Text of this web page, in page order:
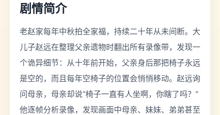
剧情简介
老赵家每年中秋拍全家福，持续二十年从未间断。大
儿子赵远在整理父亲遗物时翻出所有录像带，发现一
个诡异细节：从十年前开始，父亲身后那把椅子永远
是空的，而且每年空椅子的位置会悄悄移动。赵远询
问母亲，母亲却说“椅子一直有人坐啊，你瞎了吗？”
他逐帧分析录像，发现画面中母亲、妹妹、弟弟甚至